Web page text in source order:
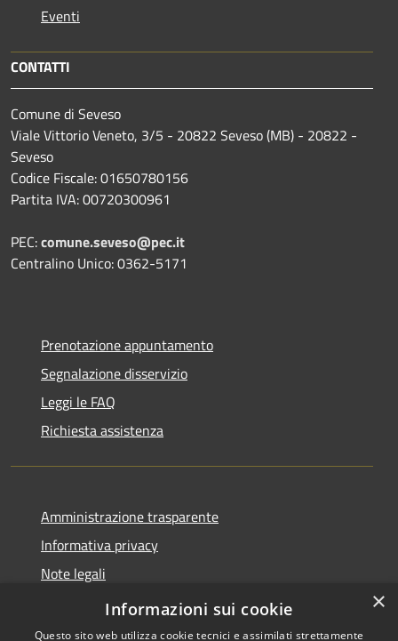
Eventi
CONTATTI
Comune di Seveso
Viale Vittorio Veneto, 3/5 - 20822 Seveso (MB) - 20822 -
Seveso
Codice Fiscale: 01650780156
Partita IVA: 00720300961
PEC:comune.seveso@pec.it
Centralino Unico: 0362-5171
Prenotazione appuntamento
Segnalazione disservizio
Leggi le FAQ
Richiesta assistenza
Amministrazione trasparente
Informativa privacy
Note legali
Dichiarazione di accessibilità
×
Informazioni sui cookie
Questo sito web utilizza cookie tecnici e assimilati strettamente